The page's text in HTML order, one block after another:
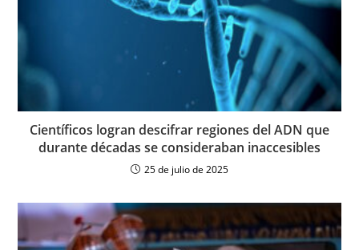
Científicos logran descifrar regiones del ADN que
durante décadas se consideraban inaccesibles
25 de julio de 2025